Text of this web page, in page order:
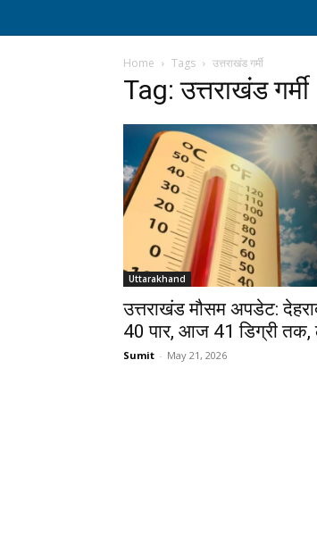
Home Tags उत्तराखंड गर्मी
Tag: उत्तराखंड गर्मी
Uttarakhand
उत्तराखंड मौसम अपडेट:
40 पार, आज 41 डिग्री तक,
Sumit - May 21, 2026